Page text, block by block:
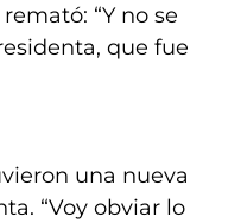
“Y no se
que fue
una nueva
“Voy obviar lo